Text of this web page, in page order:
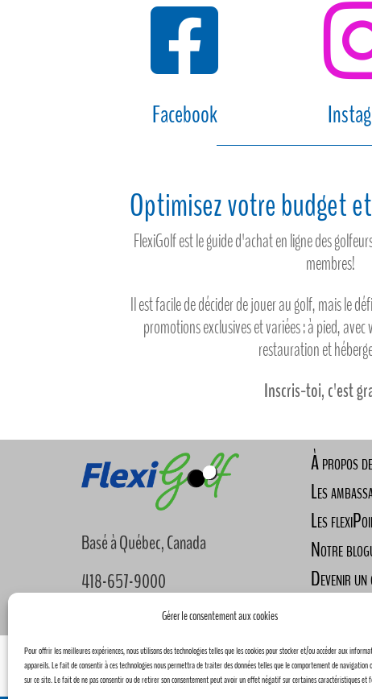
Gérer le consentement aux cookies
Pour offrir les meilleures expériences, nous utilisons des technologies telles que les cookies pour stocker et/ou accéder aux
appareils. Le fait de consentir à ces technologies nous permettra de traiter des données telles que le comportement de navigation
sur ce site. Le fait de ne pas consentir ou de retirer son consentement peut avoir un effet négatif sur certaines caractéristiques et

Facebook
Optimisez votre budget
FlexiGolf est le guide d'achat en ligne des
membres!
Il est facile de décider de jouer au golf, mais le
promotions exclusives et variées : à pied,
restauration et
Inscris-toi, c'est
Basé à Québec, Canada
418-657-9000
info@flexigolf.ca
À propos
Les
Les
Notre
Devenir
Panier Détails du compte